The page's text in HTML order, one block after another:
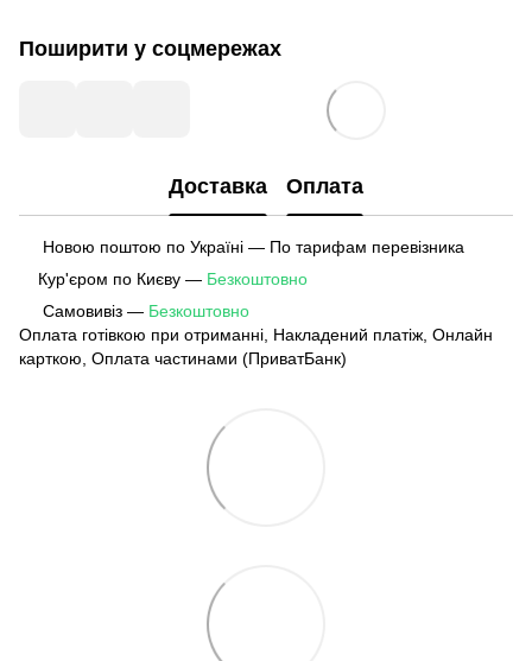
Поширити у соцмережах
Доставка Оплата
Новою поштою по Україні — По тарифам перевізника
Кур'єром по Києву — Безкоштовно
Самовивіз — Безкоштовно
Оплата готівкою при отриманні, Накладений платіж, Онлайн
карткою, Оплата частинами (ПриватБанк)